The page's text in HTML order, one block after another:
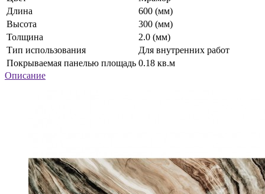
Длина
600 (мм)
Высота
300 (мм)
Толщина
2.0 (мм)
Тип использования
Для внутренних работ
Покрываемая панелью площадь 0.18 кв.м
Описание